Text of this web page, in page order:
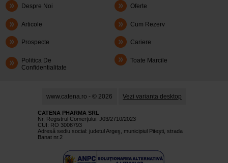
Despre Noi Oferte
Articole Cum Rezerv
Prospecte Cariere
Politica De
Confidentialitate
Toate Marcile
www.catena.ro - © 2026 Vezi varianta desktop
CATENA PHARMA SRL
Nr. Registrul Comerţului: J03/2710/2023
CUI: RO 3008793
Adresă sediu social: judetul Argeş, municipiul Piteşti, strada
Banat nr.2